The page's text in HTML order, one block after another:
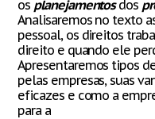
os planejamentosdos
Analisaremos no texto
pessoal, os direitos
direito e quando ele
Apresentaremos tipos
pelas empresas, suas
eficazes e como a
para a